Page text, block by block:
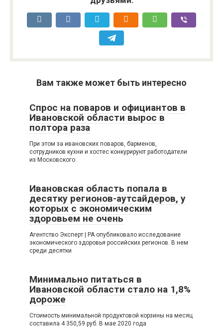
Вам также может быть интересно
Спрос на поваров и официантов в
Ивановской области вырос в
полтора раза
При этом за ивановских поваров, барменов,
сотрудников кухни и хостес конкурируют работодатели
из Московского
Ивановская область попала в
десятку регионов-аутсайдеров, у
которых с экономическим
здоровьем не очень
Агентство Эксперт | РА опубликовало исследование
экономического здоровья российских регионов. В нем
среди десятки
Минимально питаться в
Ивановской области стало на 1,8%
дороже
Стоимость минимальной продуктовой корзины на месяц
составила 4 350,59 руб. В мае 2020 года